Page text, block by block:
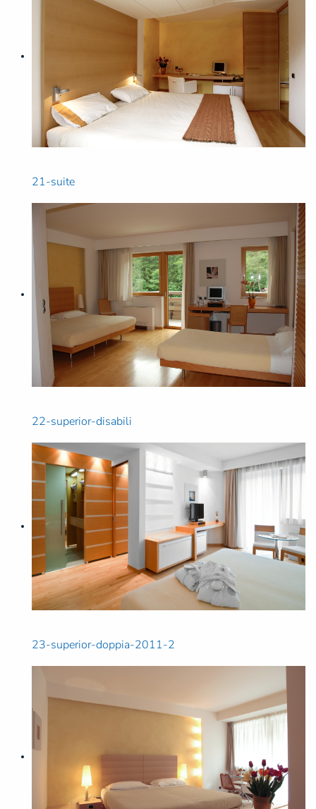
21-suite
22-superior-disabili
23-superior-doppia-2011-2